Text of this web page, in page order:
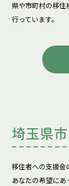
県や市町村の移
行っています。
埼玉県
移住者への支援金
あなたの希望にあ